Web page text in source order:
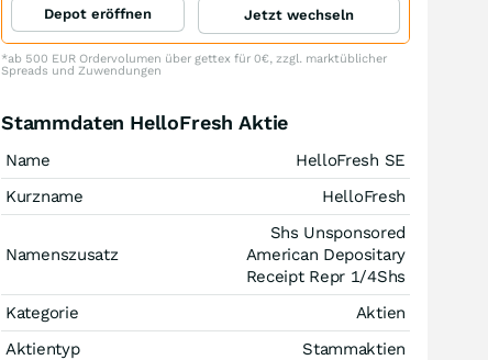
Depot eröffnen Jetzt wechseln
*ab 500 EUR Ordervolumen über gettex für 0€, zzgl. marktüblicher
Spreads und Zuwendungen
Stammdaten HelloFresh Aktie
Name
HelloFresh SE
Kurzname
HelloFresh
Namenszusatz
Shs Unsponsored
American Depositary
Receipt Repr 1/4Shs
Kategorie
Aktien
Aktientyp
Stammaktien